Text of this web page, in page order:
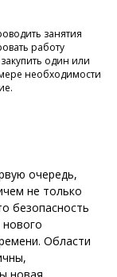
занятия
работу
один или
необходимости
очередь,
не только
безопасность
Области